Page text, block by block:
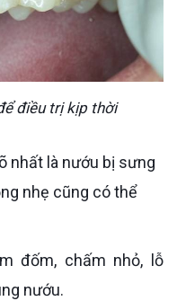
điều trị kịp thời
nhẹ cũng có thể
nướu.